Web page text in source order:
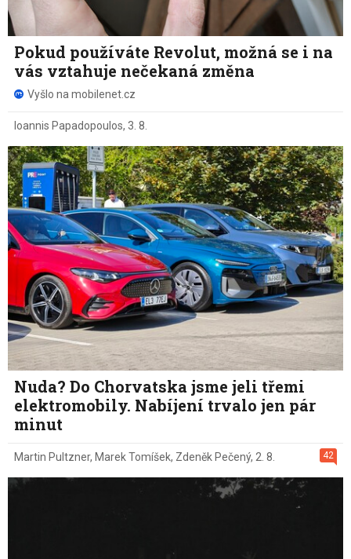
Pokud používáte Revolut, možná se i na
vás vztahuje nečekaná změna
Vyšlo na mobilenet.cz
Ioannis Papadopoulos, 3. 8.
Nuda? Do Chorvatska jsme jeli třemi
elektromobily. Nabíjení trvalo jen pár
minut
42
Martin Pultzner, Marek Tomíšek, Zdeněk Pečený, 2. 8.